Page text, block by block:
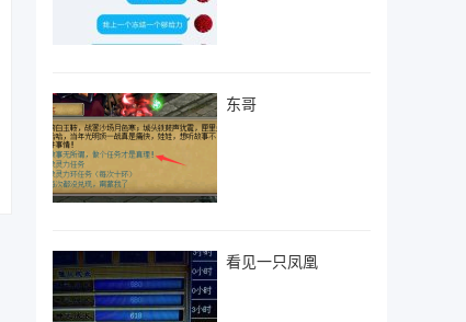
东哥
看见一只凤凰